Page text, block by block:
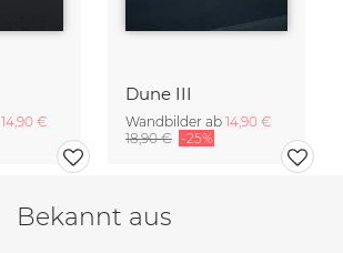
14,90 €
Dune III
Wandbilder ab 14,90 €
18,90 € -25%
Bekannt aus